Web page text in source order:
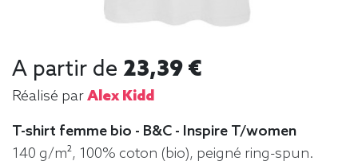
A partir de 23,39 €
Réalisé parAlex Kidd
T-shirt femme bio - B&C - Inspire T/women
140 g/m², 100% coton (bio), peigné ring-spun.